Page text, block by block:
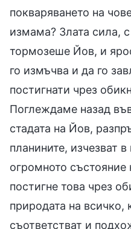
покваряването на
измама? Злата сила,
тормозеше Йов, и
го измъчва и да го
постигнати чрез
Поглеждаме назад
стадата на Йов,
планините, изчезват
огромното
постигне това чрез
природата на всичко,
съответстват и